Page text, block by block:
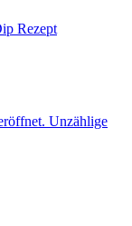
Rezept
Unzählige